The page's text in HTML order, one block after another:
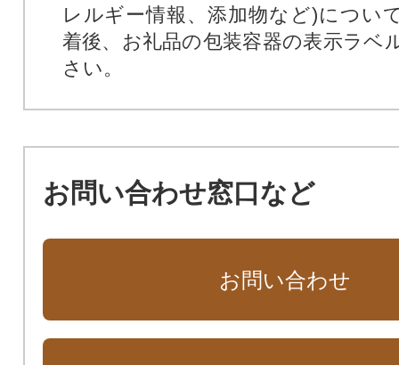
レルギー情報、添加物など)につい
着後、お礼品の包装容器の表示ラベ
さい。
お問い合わせ窓口など
お問い合わせ